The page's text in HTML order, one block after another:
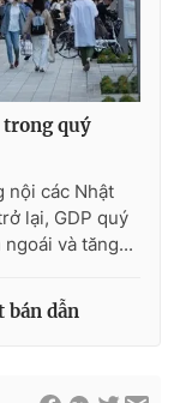
có sự chấp
phát hành lại
quý
nội các Nhật
lại, GDP quý
và tăng...
bán dẫn